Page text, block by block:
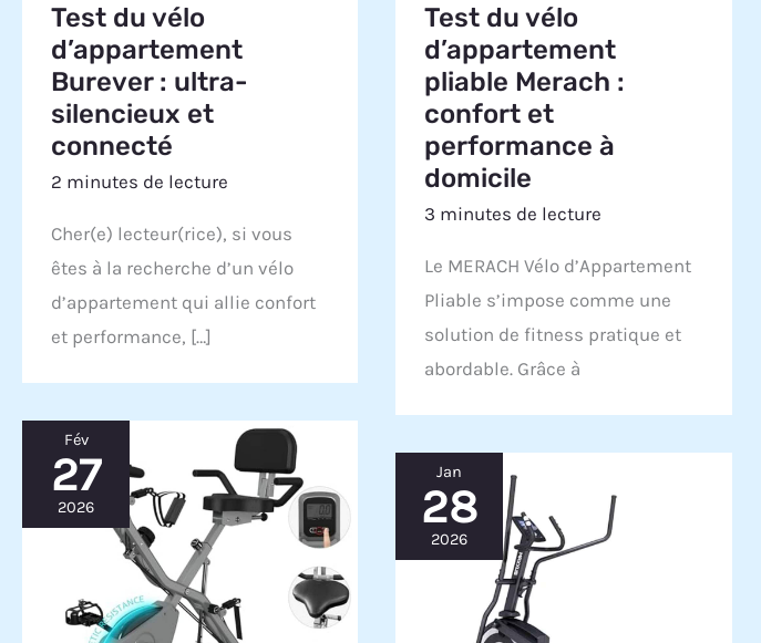
Test du vélo
d’appartement
Burever : ultra-
silencieux et
connecté
2 minutes de lecture
Cher(e) lecteur(rice), si vous
êtes à la recherche d’un vélo
d’appartement qui allie confort
et performance, […]
Test du vélo
d’appartement
pliable Merach :
confort et
performance à
domicile
3 minutes de lecture
Le MERACH Vélo d’Appartement
Pliable s’impose comme une
solution de fitness pratique et
abordable. Grâce à
Fév
27
2026
Jan
28
2026